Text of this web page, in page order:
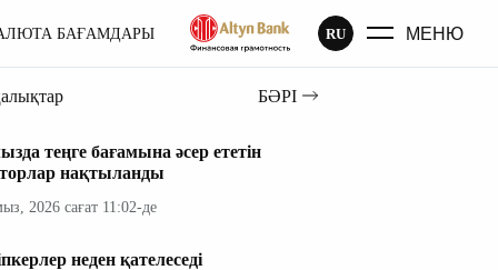
БАҒАМДАРЫ RU МЕНЮ
БӘРІ
теңге бағамына әсер ететін
нақтыланды
2026 сағат 11:02-де
неден қателеседі